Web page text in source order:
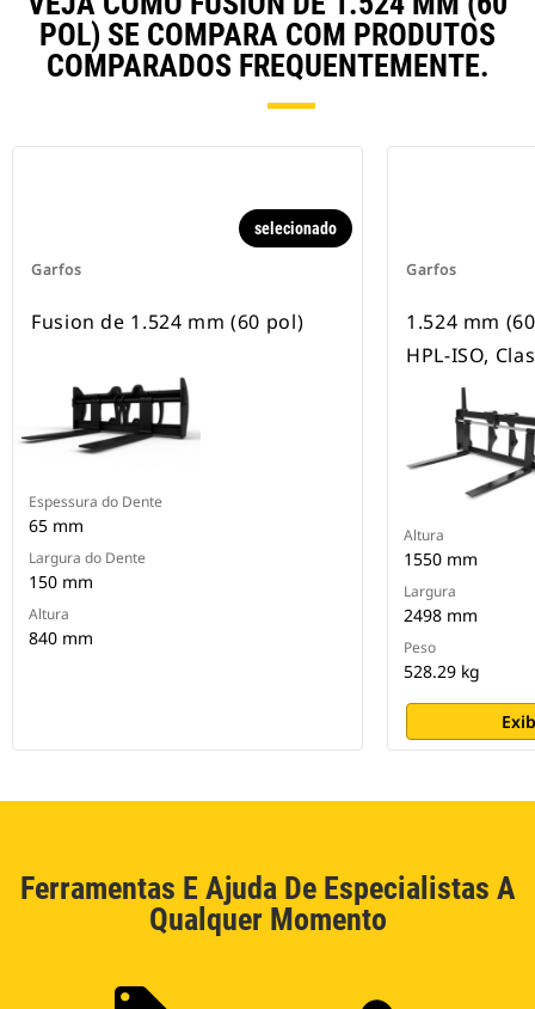
POL) SE COMPARA COM PRODUTOS
COMPARADOS FREQUENTEMENTE.
Garfos
selecionado
Fusion de 1.524 mm (60 pol)
Espessura do Dente
65 mm
Largura do Dente
150 mm
Altura
840 mm
Garfos
1.524 mm
HPL-ISO,
Altura
1550 mm
Largura
2498 mm
Peso
528.29 kg
Ferramentas E Ajuda De Especialistas A
Qualquer Momento